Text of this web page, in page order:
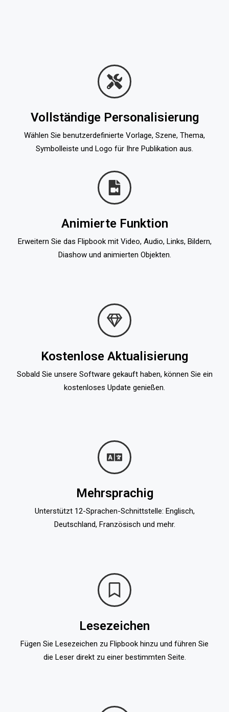
Vollständige Personalisierung
Wählen Sie benutzerdefinierte Vorlage, Szene, Thema,
Symbolleiste und Logo für Ihre Publikation aus.
Animierte Funktion
Erweitern Sie das Flipbook mit Video, Audio, Links, Bildern,
Diashow und animierten Objekten.
Kostenlose Aktualisierung
Sobald Sie unsere Software gekauft haben, können Sie ein
kostenloses Update genießen.
Mehrsprachig
Unterstützt 12-Sprachen-Schnittstelle: Englisch,
Deutschland, Französisch und mehr.
Lesezeichen
Fügen Sie Lesezeichen zu Flipbook hinzu und führen Sie
die Leser direkt zu einer bestimmten Seite.